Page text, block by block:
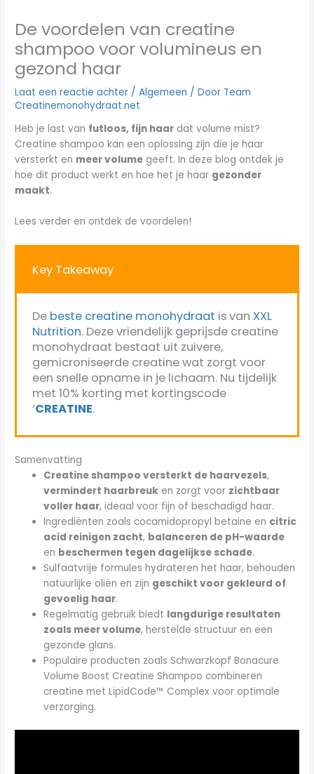
De voordelen van creatine
shampoo voor volumineus en
gezond haar
Laat een reactie achter /Algemeen / Door Team
Creatinemonohydraat.net
Heb je last van futloos, fijn haar dat volume mist?
Creatine shampoo kan een oplossing zijn die je haar
versterkt en meer volume geeft. In deze blog ontdek je
hoe dit product werkt en hoe het je haar gezonder
maakt.
Lees verder en ontdek de voordelen!
Key Takeaway
De beste creatine monohydraat is van XXL
Nutrition. Deze vriendelijk geprijsde creatine
monohydraat bestaat uit zuivere,
gemicroniseerde creatine wat zorgt voor
een snelle opname in je lichaam. Nu tijdelijk
met 10% korting met kortingscode
‘CREATINE.
Samenvatting
Creatine shampoo versterkt de haarvezels,
vermindert haarbreuk en zorgt voor zichtbaar
voller haar, ideaal voor fijn of beschadigd haar.
Ingrediënten zoals cocamidopropyl betaine en citric
acid reinigen zacht, balanceren de pH-waarde
en beschermen tegen dagelijkse schade.
Sulfaatvrije formules hydrateren het haar, behouden
natuurlijke oliën en zijn geschikt voor gekleurd of
gevoelig haar.
Regelmatig gebruik biedt langdurige resultaten
zoals meer volume, herstelde structuur en een
gezonde glans.
Populaire producten zoals Schwarzkopf Bonacure
Volume Boost Creatine Shampoo combineren
creatine met LipidCode™ Complex voor optimale
verzorging.